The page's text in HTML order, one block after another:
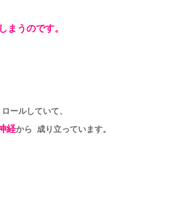
まうのです。
ールしていて、
経から 成り立っています。